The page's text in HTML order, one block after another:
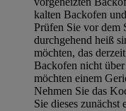
kalten Backofen
Prüfen Sie vor dem
durchgehend heiß
möchten, das
Backofen nicht
möchten einem
Nehmen Sie das
Sie dieses